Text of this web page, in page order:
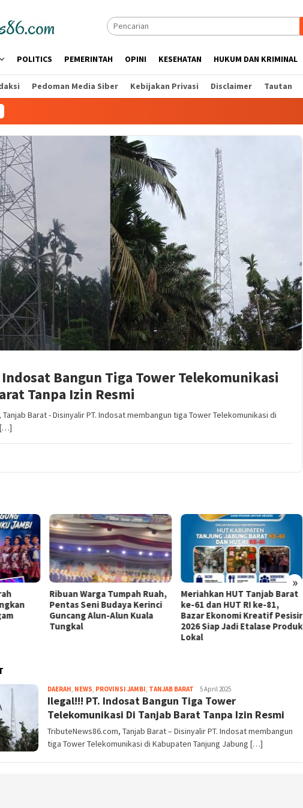
POLITICS PEMERINTAH OPINI KESEHATAN HUKUM DAN KRIMINAL
Pedoman Media Siber Kebijakan Privasi Disclaimer Tautan
Bangun Tiga Tower Telekomunikasi
Tanpa Izin Resmi
Barat - Disinyalir PT. Indosat membangun tiga Tower Telekomunikasi di
[…]
»
Ribuan Warga Tumpah Ruah,
Pentas Seni Budaya Kerinci
Guncang Alun-Alun Kuala
Tungkal
Meriahkan HUT Tanjab Barat
ke-61 dan HUT RI ke-81,
Bazar Ekonomi Kreatif Pesisir
2026 Siap Jadi Etalase Produk
Lokal
DAERAH, NEWS, PROVINSI JAMBI, TANJAB BARAT tribute
5 April 2025
Ilegal!!! PT. Indosat Bangun Tiga Tower
Telekomunikasi Di Tanjab Barat Tanpa Izin Resmi
TributeNews86.com, Tanjab Barat – Disinyalir PT. Indosat membangun
tiga Tower Telekomunikasi di Kabupaten Tanjung Jabung […]